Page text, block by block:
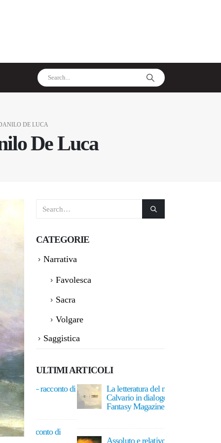
DE LUCA
De Luca
CATEGORIE
Narrativa
Favolesca
Sacra
Volgare
Saggistica
ULTIMI ARTICOLI
di
di
La letteratura del meraviglioso:
Calvario in dialogo con Yorick
Fantasy Magazine
Assoluto e relativo: natura e